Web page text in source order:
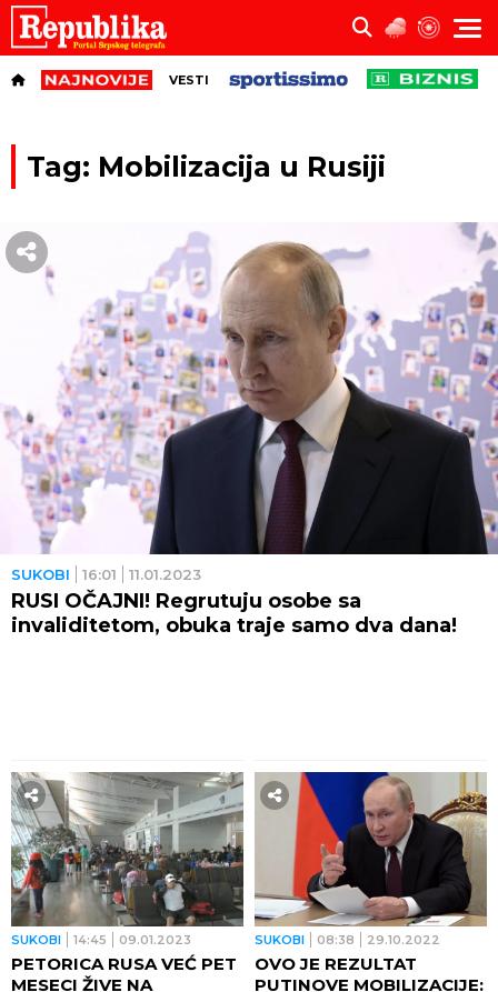
VESTI
Tag: Mobilizacija u Rusiji
SUKOBI 16:01 11.01.2023
RUSI OČAJNI! Regrutuju osobe sa
invaliditetom, obuka traje samo dva dana!
SUKOBI 14:45 09.01.2023
PETORICA RUSA VEĆ PET
MESECI ŽIVE NA
SUKOBI 08:38 29.10.2022
OVO JE REZULTAT
PUTINOVE MOBILIZACIJE: